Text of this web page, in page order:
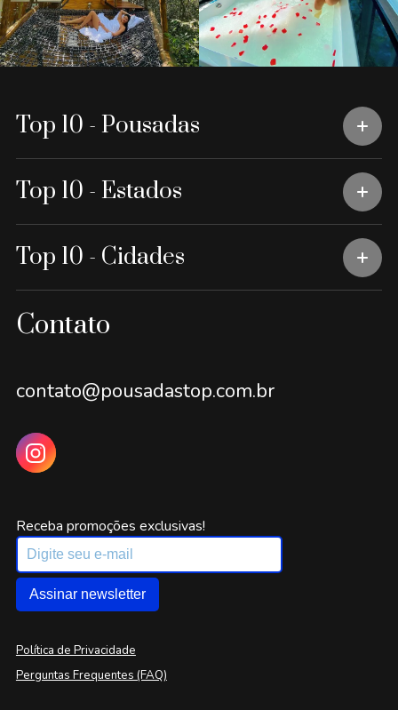
Top 10 - Pousadas
Top 10 - Estados
Top 10 - Cidades
Contato
contato@pousadastop.com.br
Receba promoções exclusivas!
Assinar newsletter
Política de Privacidade
Perguntas Frequentes (FAQ)